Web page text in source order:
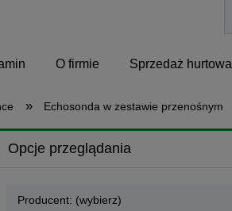
O firmie Sprzedaż hurtowa
» Echosonda w zestawie przenośnym
Opcje przeglądania
Producent: (wybierz)